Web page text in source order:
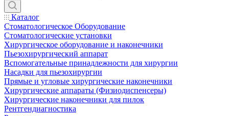
Каталог
Стоматологическое Оборудование
Стоматологические установки
Хирургическое оборудование и наконечники
Пьезохирургический аппарат
Вспомогательные принадлежности для хирургии
Насадки для пьезохирургии
Прямые и угловые хирургические наконечники
Хирургические аппараты (Физиодиспенсеры)
Хирургические наконечники для пилок
Рентгендиагностика